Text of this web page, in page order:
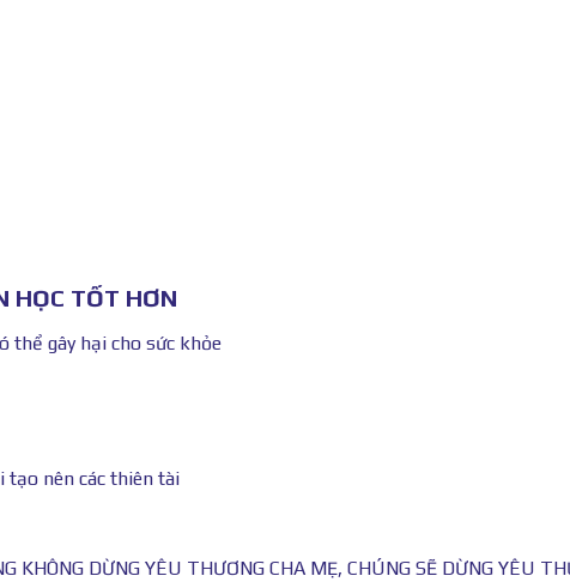
HỌC TỐT HƠN
thể gây hại cho sức khỏe
tạo nên các thiên tài
DỪNG YÊU THƯƠNG CHA MẸ, CHÚNG SẼ DỪNG YÊU